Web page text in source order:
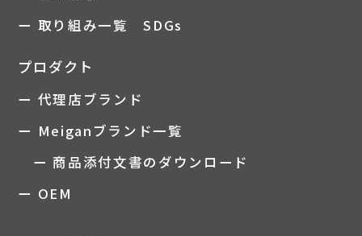
ー 取り組み一覧 SDGs
プロダクト
ー 代理店ブランド
ー Meiganブランド一覧
ー 商品添付文書のダウンロード
ー OEM